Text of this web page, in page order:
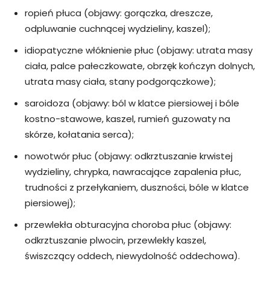
ropień płuca (objawy: gorączka, dreszcze,
odpluwanie cuchnącej wydzieliny, kaszel);
idiopatyczne włóknienie płuc (objawy: utrata masy
ciała, palce pałeczkowate, obrzęk kończyn dolnych,
utrata masy ciała, stany podgorączkowe);
saroidoza (objawy: ból w klatce piersiowej i bóle
kostno-stawowe, kaszel, rumień guzowaty na
skórze, kołatania serca);
nowotwór płuc (objawy: odkrztuszanie krwistej
wydzieliny, chrypka, nawracające zapalenia płuc,
trudności z przełykaniem, duszności, bóle w klatce
piersiowej);
przewlekła obturacyjna choroba płuc (objawy:
odkrztuszanie plwocin, przewlekły kaszel,
świszczący oddech, niewydolność oddechowa).